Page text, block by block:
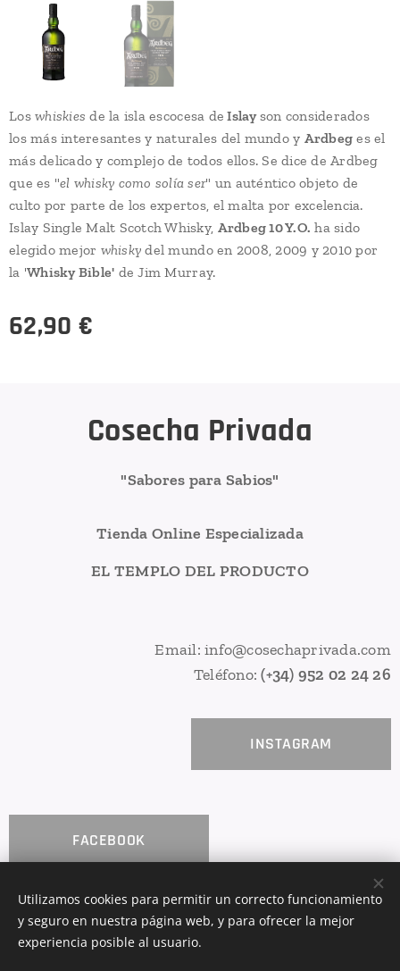
Loswhiskiesde la isla escocesa de Islayson considerados
los más interesantes y naturales del mundo y Ardbeg es el
más delicado y complejo de todos ellos. Se dice de Ardbeg
que es "el whisky como solía ser" un auténtico objeto de
culto por parte de los expertos, el malta por excelencia.
Islay Single Malt Scotch Whisky, Ardbeg 10 Y.O. ha sido
elegido mejor whisky del mundo en 2008, 2009 y 2010 por
la 'Whisky Bible' de Jim Murray.
62,90 €
Cosecha Privada
"Sabores para Sabios"
Tienda Online Especializada
EL TEMPLO DEL PRODUCTO
Email: info@cosechaprivada.com
Teléfono:(+34) 952 02 24 26
INSTAGRAM
FACEBOOK
COSECHA PRIVADA Cookies
Utilizamos cookies para permitir un correcto funcionamiento
y seguro en nuestra página web, y para ofrecer la mejor
experiencia posible al usuario.